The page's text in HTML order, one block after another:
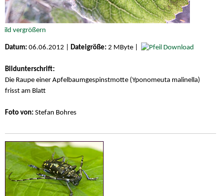
Datum: 06.06.2012 | Dateigröße: 2 MByte | Download
Bildunterschrift:
Die Raupe einer Apfelbaumgespinstmotte (Yponomeuta malinella)
frisst am Blatt
Foto von: Stefan Bohres